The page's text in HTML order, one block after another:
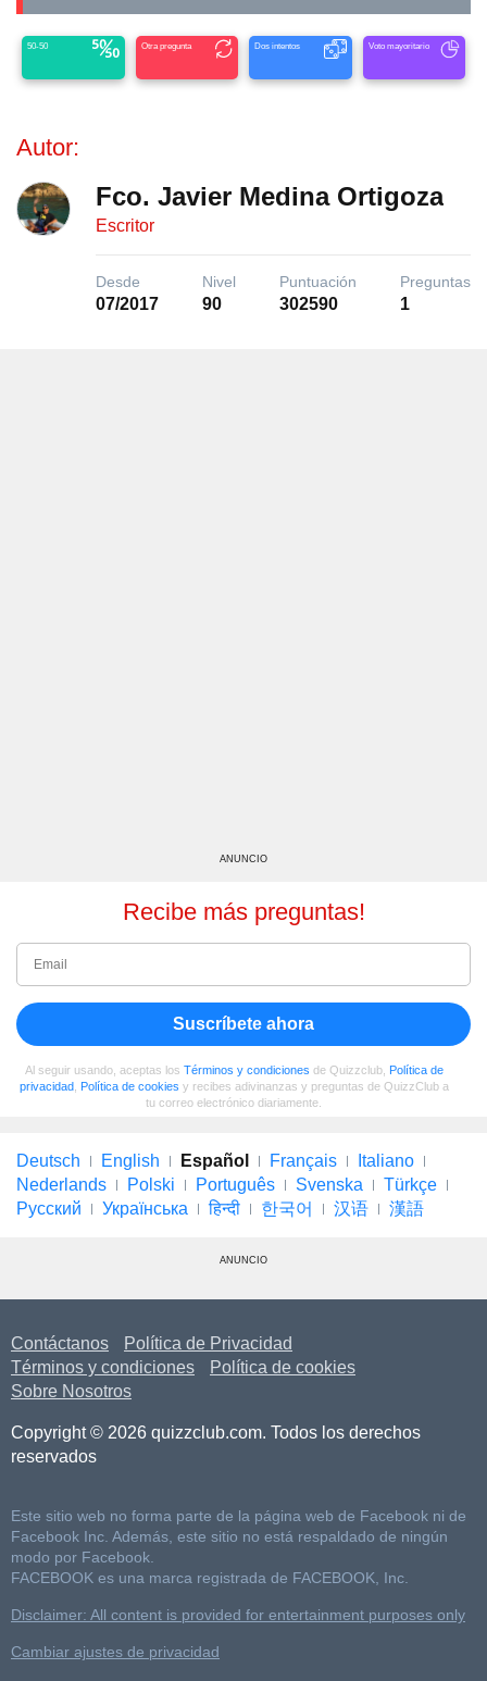
50-50 Otra pregunta Dos intentos Voto mayoritario
Autor:
Fco. Javier Medina Ortigoza
Escritor
Desde
07/2017
Nivel
90
Puntuación
302590
Preguntas
1
ANUNCIO
Recibe más preguntas!
Suscríbete ahora
Al seguir usando, aceptas los Términos y condiciones de Quizzclub, Política de
privacidad, Política de cookies y recibes adivinanzas y preguntas de QuizzClub a
tu correo electrónico diariamente.
Deutsch English Español Français
Italiano
Nederlands
Polski Português Svenska
Türkçe
Русский
Українська हिन्दी 한국어 汉语 漢語
ANUNCIO
Contáctanos
Política de Privacidad
Términos y condiciones
Política de cookies
Sobre Nosotros
Copyright © 2026 quizzclub.com. Todos los derechos
reservados
Este sitio web no forma parte de la página web de Facebook ni de
Facebook Inc. Además, este sitio no está respaldado de ningún
modo por Facebook.
FACEBOOK es una marca registrada de FACEBOOK, Inc.
Disclaimer: All content is provided for entertainment purposes only
Cambiar ajustes de privacidad